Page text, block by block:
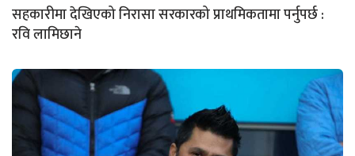
सहकारीमा देखिएको निरासा सरकारको प्राथमिकतामा पर्नुपर्छ :
रवि लामिछाने